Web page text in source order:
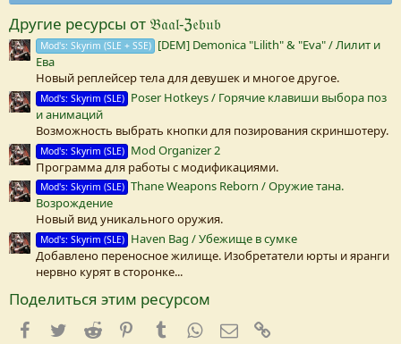
в
Другие ресурсы от 𝔅𝔞𝔞𝔩-ℨ𝔢𝔟𝔲𝔟
Mod's: Skyrim (SLE + SSE) [DEM] Demonica "Lilith" & "Eva" / Лилит и
Ева
Новый реплейсер тела для девушек и многое другое.
Mod's: Skyrim (SLE) Poser Hotkeys / Горячие клавиши выбора поз
и анимаций
Возможность выбрать кнопки для позирования скриншотеру.
Mod's: Skyrim (SLE) Mod Organizer 2
Программа для работы с модификациями.
Mod's: Skyrim (SLE) Thane Weapons Reborn / Оружие тана.
Возрождение
Новый вид уникального оружия.
Mod's: Skyrim (SLE) Haven Bag / Убежище в сумке
Добавлено переносное жилище. Изобретатели юрты и яранги
нервно курят в сторонке...
Поделиться этим ресурсом
Facebook
TwitterReddit PinterestTumblrWhatsApp
E-mail